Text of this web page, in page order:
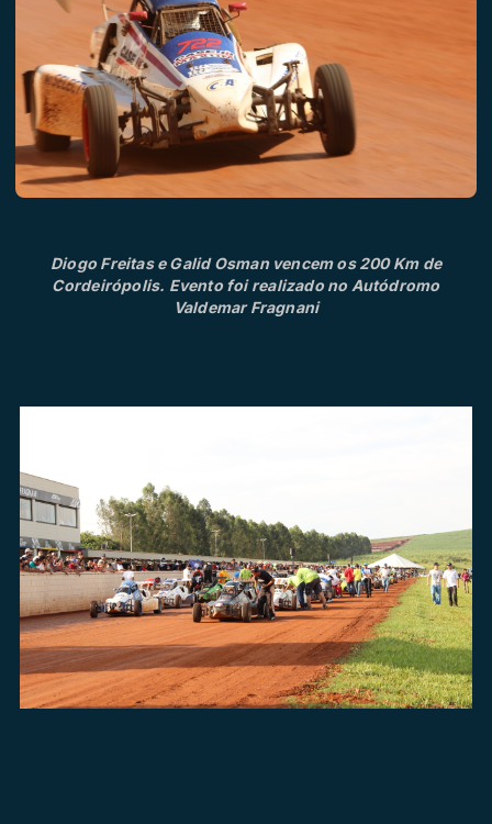
Diogo Freitas e Galid Osman vencem os 200 Km de
Cordeirópolis. Evento foi realizado no Autódromo
Valdemar Fragnani